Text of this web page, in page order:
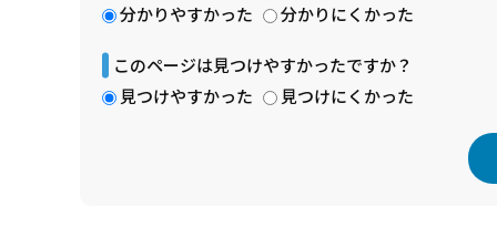
分かりやすかった
分かりにくかった
このページは見つけやすかったですか？
見つけやすかった
見つけにくかった